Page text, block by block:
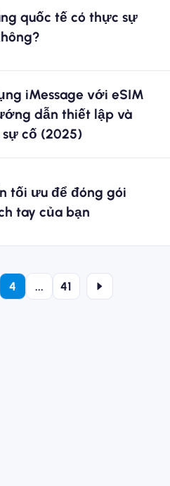
quốc tế có thực sự
iMessage với eSIM
dẫn thiết lập và
cố (2025)
tối ưu để đóng gói
tay của bạn
4 ... 41